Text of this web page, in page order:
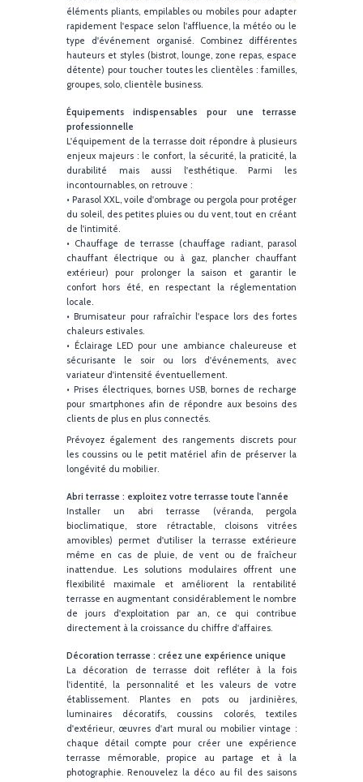
optimiser efficacement l'espace disponible.
des matériaux solides et résistants (aluminium,
tressée, bois traité, acier galvanisé), faciles
et adaptés à un usage professionnel intensif,
en extérieur. Optez pour des assises
(coussins, fauteuils ergonomiques,
lounge), des tables modulables et des solutions
rangement astucieuses permettant une
optimale de la surface. Un mobilier terrasse
valorise votre image de marque, donne envie
s'attarder, de revenir et invite naturellement à
détente, ce qui influence positivement le
passé à table et le ticket moyen.
Conseil : Pensez à la terrasse modulable avec
éléments pliants, empilables ou mobiles pour
rapidement l'espace selon l'affluence, la météo ou
type d'événement organisé. Combinez
hauteurs et styles (bistrot, lounge, zone repas,
détente) pour toucher toutes les clientèles :
groupes, solo, clientèle business.
Équipements indispensables pour une
professionnelle
L'équipement de la terrasse doit répondre à
enjeux majeurs : le confort, la sécurité, la praticité,
durabilité mais aussi l'esthétique. Parmi
incontournables, on retrouve :
• Parasol XXL, voile d'ombrage ou pergola pour
du soleil, des petites pluies ou du vent, tout en
de l'intimité.
• Chauffage de terrasse (chauffage radiant,
chauffant électrique ou à gaz, plancher
extérieur) pour prolonger la saison et garantir
confort hors été, en respectant la
locale.
• Brumisateur pour rafraîchir l'espace lors des
chaleurs estivales.
• Éclairage LED pour une ambiance chaleureuse
sécurisante le soir ou lors d'événements,
variateur d'intensité éventuellement.
• Prises électriques, bornes USB, bornes de
pour smartphones afin de répondre aux besoins